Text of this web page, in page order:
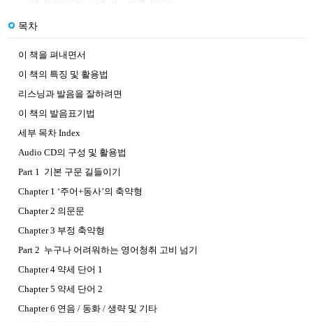
목차
이 책을 펴내면서
이 책의 특징 및 활용법
리스닝과 발음을 잘하려면
이 책의 발음표기법
세부 목차 Index
Audio CD의 구성 및 활용법
Part 1 기본 구문 길들이기
Chapter 1 ‘주어+동사’의 축약형
Chapter 2 의문문
Chapter 3 부정 축약형
Part 2 누구나 어려워하는 영어청취 고비 넘기
Chapter 4 약세 단어 1
Chapter 5 약세 단어 2
Chapter 6 연음 / 동화 / 생략 및 기타